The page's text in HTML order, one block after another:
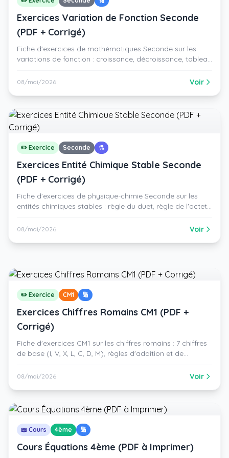
Exercices Variation de Fonction Seconde
(PDF + Corrigé)
Fiche d'exercices de mathématiques Seconde sur les
variations de fonction : croissance, décroissance, tableau
PDF gratuit avec corrigé.
08/mai/2026 Voir
✏️ Exercice Seconde ⚗️
Exercices Entité Chimique Stable Seconde
(PDF + Corrigé)
Fiche d'exercices de physique-chimie Seconde sur les
entités chimiques stables : règle du duet, règle de l'octet,
gratuit avec corrigé.
08/mai/2026 Voir
✏️ Exercice CM1 🔢
Exercices Chiffres Romains CM1 (PDF +
Corrigé)
Fiche d'exercices CM1 sur les chiffres romains : 7 chiffres
de base (I, V, X, L, C, D, M), règles d'addition et de
corrigé.
08/mai/2026 Voir
📖 Cours 4ème 🔢
Cours Équations 4ème (PDF à Imprimer)